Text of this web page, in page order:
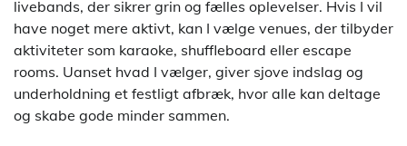
livebands, der sikrer grin og fælles oplevelser. Hvis I vil
have noget mere aktivt, kan I vælge venues, der tilbyder
aktiviteter som karaoke, shuffleboard eller escape
rooms. Uanset hvad I vælger, giver sjove indslag og
underholdning et festligt afbræk, hvor alle kan deltage
og skabe gode minder sammen.